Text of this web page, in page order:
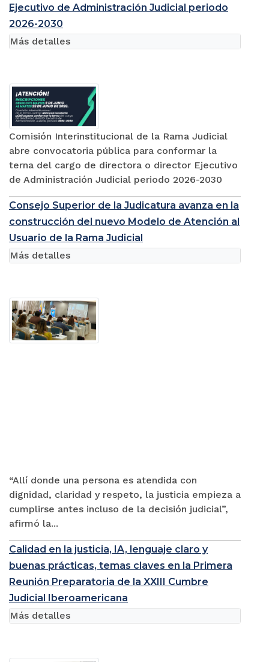
Ejecutivo de Administración Judicial periodo
2026-2030
Comisión Interinstitucional de la Rama Judicial
abre convocatoria pública para conformar la
terna del cargo de directora o director Ejecutivo
de Administración Judicial periodo 2026-2030
Más detalles
Consejo Superior de la Judicatura avanza en la
construcción del nuevo Modelo de Atención al
Usuario de la Rama Judicial
“Allí donde una persona es atendida con
dignidad, claridad y respeto, la justicia empieza a
cumplirse antes incluso de la decisión judicial”,
afirmó la...
Más detalles
Calidad en la justicia, IA, lenguaje claro y
buenas prácticas, temas claves en la Primera
Reunión Preparatoria de la XXIII Cumbre
Judicial Iberoamericana
Más detalles